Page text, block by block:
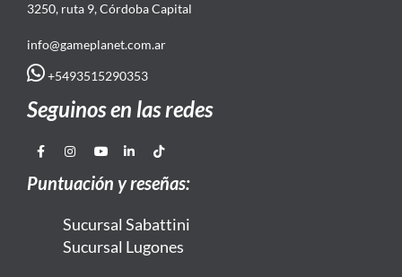
3250, ruta 9, Córdoba Capital
info@gameplanet.com.ar
+5493515290353
Seguinos en las redes
Puntuación y reseñas:
Sucursal Sabattini
Sucursal Lugones